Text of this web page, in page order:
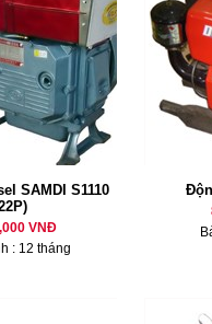
SAMDI S1110
VNĐ
: 12 tháng